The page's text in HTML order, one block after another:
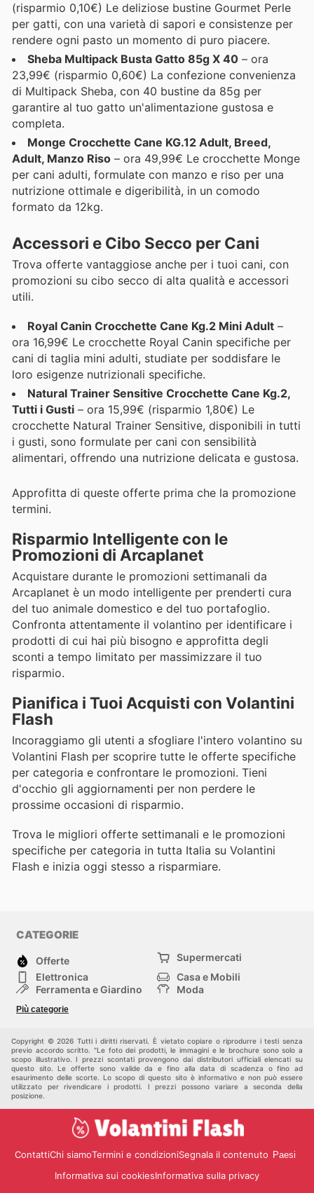
(risparmio 0,10€) Le deliziose bustine Gourmet Perle
per gatti, con una varietà di sapori e consistenze per
rendere ogni pasto un momento di puro piacere.
Sheba Multipack Busta Gatto 85g X 40 – ora
23,99€ (risparmio 0,60€) La confezione convenienza
di Multipack Sheba, con 40 bustine da 85g per
garantire al tuo gatto un'alimentazione gustosa e
completa.
Monge Crocchette Cane KG.12 Adult, Breed,
Adult, Manzo Riso – ora 49,99€ Le crocchette Monge
per cani adulti, formulate con manzo e riso per una
nutrizione ottimale e digeribilità, in un comodo
formato da 12kg.
Accessori e Cibo Secco per Cani
Trova offerte vantaggiose anche per i tuoi cani, con
promozioni su cibo secco di alta qualità e accessori
utili.
Royal Canin Crocchette Cane Kg.2 Mini Adult –
ora 16,99€ Le crocchette Royal Canin specifiche per
cani di taglia mini adulti, studiate per soddisfare le
loro esigenze nutrizionali specifiche.
Natural Trainer Sensitive Crocchette Cane Kg.2,
Tutti i Gusti – ora 15,99€ (risparmio 1,80€) Le
crocchette Natural Trainer Sensitive, disponibili in tutti
i gusti, sono formulate per cani con sensibilità
alimentari, offrendo una nutrizione delicata e gustosa.
Approfitta di queste offerte prima che la promozione
termini.
Risparmio Intelligente con le
Promozioni di Arcaplanet
Acquistare durante le promozioni settimanali da
Arcaplanet è un modo intelligente per prenderti cura
del tuo animale domestico e del tuo portafoglio.
Confronta attentamente il volantino per identificare i
prodotti di cui hai più bisogno e approfitta degli
sconti a tempo limitato per massimizzare il tuo
risparmio.
Pianifica i Tuoi Acquisti con Volantini
Flash
Incoraggiamo gli utenti a sfogliare l'intero volantino su
Volantini Flash per scoprire tutte le offerte specifiche
per categoria e confrontare le promozioni. Tieni
d'occhio gli aggiornamenti per non perdere le
prossime occasioni di risparmio.
Trova le migliori offerte settimanali e le promozioni
specifiche per categoria in tutta Italia su Volantini
Flash e inizia oggi stesso a risparmiare.
CATEGORIE
Offerte
Supermercati
Elettronica
Casa e Mobili
Ferramenta e Giardino
Moda
Bambini e Neonati
Più categorie
Copyright © 2026 Tutti i diritti riservati. È vietato copiare o riprodurre i testi senza
previo accordo scritto. "Le foto dei prodotti, le immagini e le brochure sono solo a
scopo illustrativo. I prezzi scontati provengono dai distributori ufficiali elencati su
questo sito. Le offerte sono valide da e fino alla data di scadenza o fino ad
esaurimento delle scorte. Lo scopo di questo sito è informativo e non può essere
utilizzato per rivendicare i prodotti. I prezzi possono variare a seconda della
posizione.
ContattiChi siamoTermini e condizioniSegnala il contenuto Paesi
Informativa sui cookiesInformativa sulla privacy